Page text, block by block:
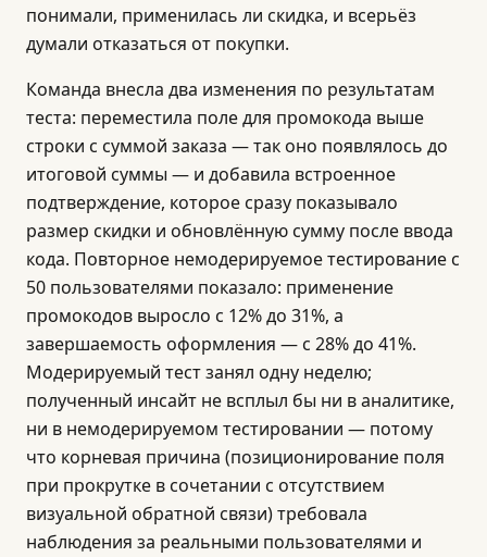
понимали, применилась ли скидка, и всерьёз
думали отказаться от покупки.
Команда внесла два изменения по результатам
теста: переместила поле для промокода выше
строки с суммой заказа — так оно появлялось до
итоговой суммы — и добавила встроенное
подтверждение, которое сразу показывало
размер скидки и обновлённую сумму после ввода
кода. Повторное немодерируемое тестирование с
50 пользователями показало: применение
промокодов выросло с 12% до 31%, а
завершаемость оформления — с 28% до 41%.
Модерируемый тест занял одну неделю;
полученный инсайт не всплыл бы ни в аналитике,
ни в немодерируемом тестировании — потому
что корневая причина (позиционирование поля
при прокрутке в сочетании с отсутствием
визуальной обратной связи) требовала
наблюдения за реальными пользователями и